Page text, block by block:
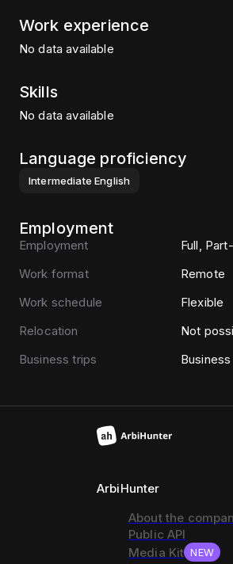
Work experience
No data available
Skills
No data available
Language proficiency
Intermediate English
Employment
Employment
Full,
Work format
Remote
Work schedule
Flexible
Relocation
Not
Business trips
ArbiHunter
About the
Public API
Media Kit NEW